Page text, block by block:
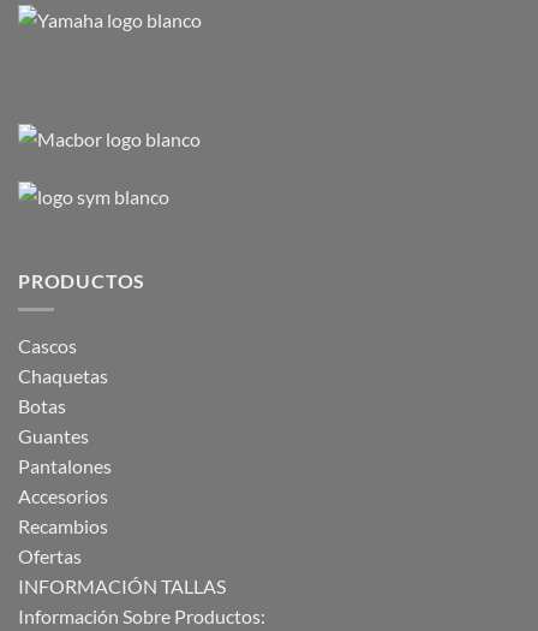
PRODUCTOS
Cascos
Chaquetas
Botas
Guantes
Pantalones
Accesorios
Recambios
Ofertas
INFORMACIÓN TALLAS
Información Sobre Productos: